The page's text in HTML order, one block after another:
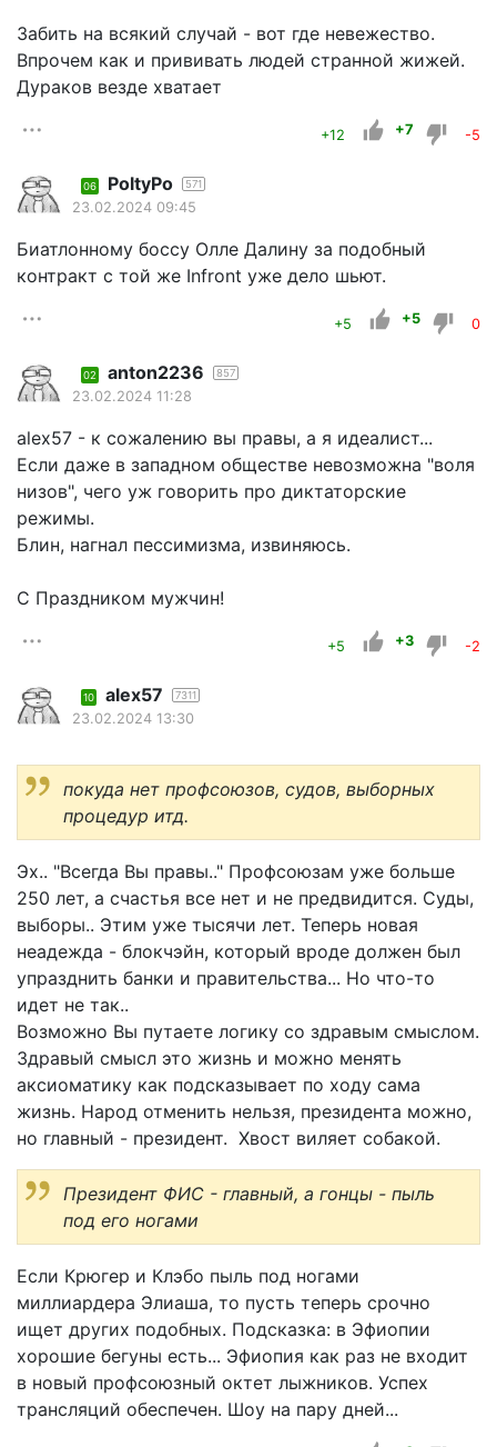
Забить на всякий случай - вот где невежество.
Впрочем как и прививать людей странной жижей.
Дураков везде хватает
+12 +7 -5
06 PoltyPo 571
23.02.2024 09:45
Биатлонному боссу Олле Далину за подобный
контракт с той же Infront уже дело шьют.
+5 +5 0
02 anton2236 857
23.02.2024 11:28
alex57 - к сожалению вы правы, а я идеалист...
Если даже в западном обществе невозможна "воля
низов", чего уж говорить про диктаторские
режимы.
Блин, нагнал пессимизма, извиняюсь.
С Праздником мужчин!
+5 +3 -2
10 alex57 7311
23.02.2024 13:30
покуда нет профсоюзов, судов, выборных
процедур итд.
Эх.. "Всегда Вы правы.." Профсоюзам уже больше
250 лет, а счастья все нет и не предвидится. Суды,
выборы.. Этим уже тысячи лет. Теперь новая
неадежда - блокчэйн, который вроде должен был
упразднить банки и правительства... Но что-то
идет не так..
Возможно Вы путаете логику со здравым смыслом.
Здравый смысл это жизнь и можно менять
аксиоматику как подсказывает по ходу сама
жизнь. Народ отменить нельзя, президента можно,
но главный - президент. Хвост виляет собакой.
Президент ФИС - главный, а гонцы - пыль
под его ногами
Если Крюгер и Клэбо пыль под ногами
миллиардера Элиаша, то пусть теперь срочно
ищет других подобных. Подсказка: в Эфиопии
хорошие бегуны есть... Эфиопия как раз не входит
в новый профсоюзный октет лыжников. Успех
трансляций обеспечен. Шоу на пару дней...